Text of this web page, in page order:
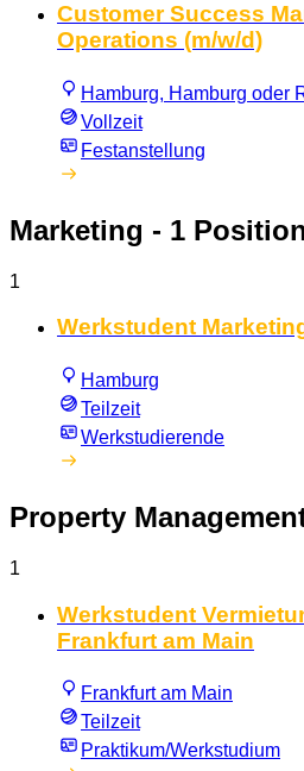
Customer Success
Operations (m/w/d)
Hamburg, Hamburg oder
Vollzeit
Festanstellung
Marketing - 1
1
Werkstudent
Hamburg
Teilzeit
Werkstudierende
Property
1
Werkstudent
Frankfurt am Main
Frankfurt am Main
Teilzeit
Praktikum/Werkstudium